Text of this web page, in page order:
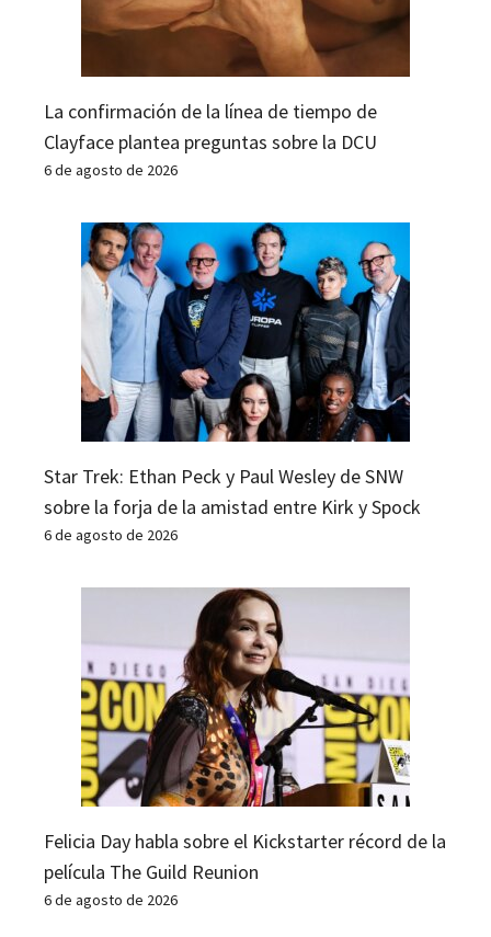
La confirmación de la línea de tiempo de
Clayface plantea preguntas sobre la DCU
6 de agosto de 2026
Star Trek: Ethan Peck y Paul Wesley de SNW
sobre la forja de la amistad entre Kirk y Spock
6 de agosto de 2026
Felicia Day habla sobre el Kickstarter récord de la
película The Guild Reunion
6 de agosto de 2026